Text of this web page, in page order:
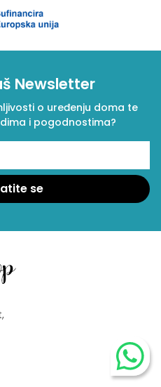
Newsletter
o uređenju doma te
i pogodnostima?